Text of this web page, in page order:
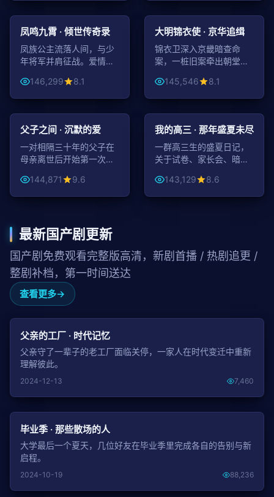
古装
43:34
凤鸣九霄 · 倾世传奇录
凤族公主流落人间，与少
年将军并肩征战。爱情与
传奇。
146,299 8.1
古装
99:59
大明锦衣使 · 京华追缉
锦衣卫深入京畿暗查命
案，一桩旧案牵出朝堂惊
禁城。
145,546 8.1
家庭
99:32
父子之间 · 沉默的爱
一对相隔三十年的父子在
母亲离世后开始第一次真
爱。144,871 9.6
青春
47:16
我的高三 · 那年盛夏未尽
一群高三生的盛夏日记，
关于试卷、家长会、暗恋
143,129 8.6
最新国产剧更新
国产剧免费观看完整版高清，新剧首播 / 热剧追更 /
整剧补档，第一时间送达
查看更多
父亲的工厂 · 时代记忆
父亲守了一辈子的老工厂面临关停，一家人在时代变迁中重新
理解彼此。
2024-12-13 7,460
毕业季 · 那些散场的人
大学最后一个夏天，几位好友在毕业季里完成各自的告别与新
启程。
2024-10-19 88,236